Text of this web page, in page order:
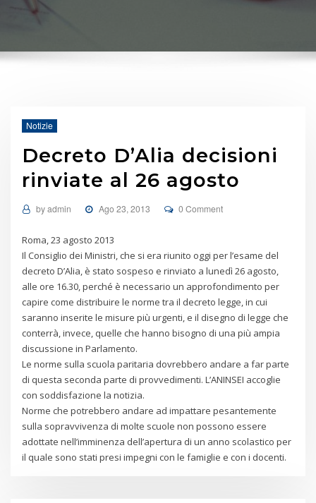
Notizie
Decreto D’Alia decisioni
rinviate al 26 agosto
byadmin Ago 23, 2013 0 Comment
Roma, 23 agosto 2013
Il Consiglio dei Ministri, che si era riunito oggi per l’esame del
decreto D’Alia, è stato sospeso e rinviato a lunedì 26 agosto,
alle ore 16.30, perché è necessario un approfondimento per
capire come distribuire le norme tra il decreto legge, in cui
saranno inserite le misure più urgenti, e il disegno di legge che
conterrà, invece, quelle che hanno bisogno di una più ampia
discussione in Parlamento.
Le norme sulla scuola paritaria dovrebbero andare a far parte
di questa seconda parte di provvedimenti. L’ANINSEI accoglie
con soddisfazione la notizia.
Norme che potrebbero andare ad impattare pesantemente
sulla sopravvivenza di molte scuole non possono essere
adottate nell’imminenza dell’apertura di un anno scolastico per
il quale sono stati presi impegni con le famiglie e con i docenti.